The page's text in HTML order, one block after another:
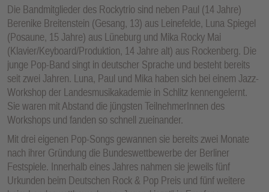
Die Bandmitglieder des Rockytrio sind neben Paul (14 Jahre)
Berenike Breitenstein (Gesang, 13) aus Leinefelde, Luna Spiegel
(Posaune, 15 Jahre) aus Lüneburg und Mika Rocky Mai
(Klavier/Keyboard/Produktion, 14 Jahre alt) aus Rockenberg. Die
junge Pop-Band singt in deutscher Sprache und besteht bereits
seit zwei Jahren. Luna, Paul und Mika haben sich bei einem Jazz-
Workshop der Landesmusikakademie in Schlitz kennengelernt.
Sie waren mit Abstand die jüngsten TeilnehmerInnen des
Workshops und fanden so schnell zueinander.
Mit drei eigenen Pop-Songs gewannen sie bereits zwei Monate
nach ihrer Gründung die Bundeswettbewerbe der Berliner
Festspiele. Innerhalb eines Jahres nahmen sie jeweils fünf
Urkunden beim Deutschen Rock & Pop Preis und fünf weitere